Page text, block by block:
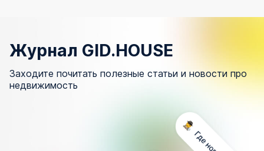
Журнал GID.HOUSE
Заходите почитать полезные статьи и новости про
недвижимость